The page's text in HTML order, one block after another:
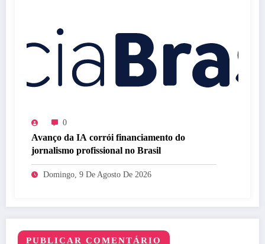
0
Avanço da IA corrói financiamento do
jornalismo profissional no Brasil
Domingo, 9 De Agosto De 2026
PUBLICAR COMENTÁRIO